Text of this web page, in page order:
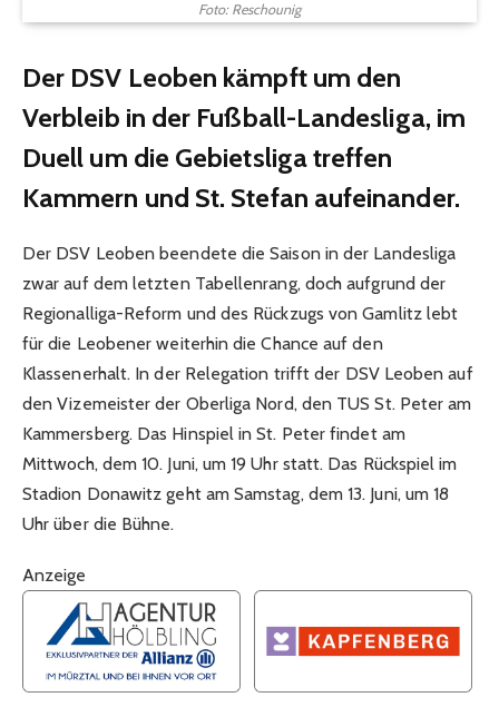
Foto: Reschounig
Der DSV Leoben kämpft um den
Verbleib in der Fußball-Landesliga, im
Duell um die Gebietsliga treffen
Kammern und St. Stefan aufeinander.
Der DSV Leoben beendete die Saison in der Landesliga
zwar auf dem letzten Tabellenrang, doch aufgrund der
Regionalliga-Reform und des Rückzugs von Gamlitz lebt
für die Leobener weiterhin die Chance auf den
Klassenerhalt. In der Relegation trifft der DSV Leoben auf
den Vizemeister der Oberliga Nord, den TUS St. Peter am
Kammersberg. Das Hinspiel in St. Peter findet am
Mittwoch, dem 10. Juni, um 19 Uhr statt. Das Rückspiel im
Stadion Donawitz geht am Samstag, dem 13. Juni, um 18
Uhr über die Bühne.
Anzeige